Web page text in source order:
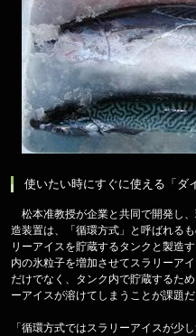
使いたい時にすぐに使える「ダ
松本准教授が企業と共同で開発し
造装置は、「循環方式」と呼ばれる
リーアイスを貯蔵するタンクと製造
内の氷粒子を増加させてスラリーア
だけでなく、タンク内で貯蔵するた
ーアイスが溶けてしまうことが課題だ
「循環方式ではスラリーアイスが少